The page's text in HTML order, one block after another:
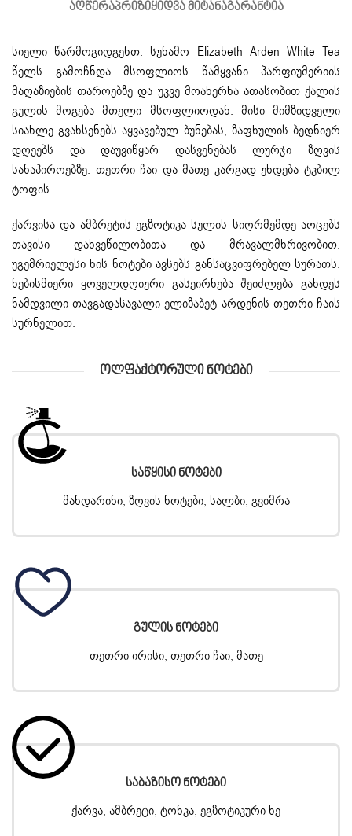
ᲐᲦᲬᲔᲠᲐᲞᲠᲘᲖᲘᲧᲘᲓᲕᲐ ᲛᲘᲢᲐᲜᲐᲒᲐᲠᲐᲜᲢᲘᲐ
სიელი წარმოგიდგენთ: სუნამო Elizabeth Arden White Tea
წელს გამოჩნდა მსოფლიოს წამყვანი პარფიუმერიის
მაღაზიების თაროებზე და უკვე მოახერხა ათასობით ქალის
გულის მოგება მთელი მსოფლიოდან. მისი მიმზიდველი
სიახლე გვახსენებს აყვავებულ ბუნებას, ზაფხულის ბედნიერ
დღეებს და დაუვიწყარ დასვენებას ლურჯი ზღვის
სანაპიროებზე. თეთრი ჩაი და მათე კარგად უხდება ტკბილ
ტოფის.
ქარვისა და ამბრეტის ეგზოტიკა სულის სიღრმემდე აოცებს
თავისი დახვეწილობითა და მრავალმხრივობით.
უგემრიელესი ხის ნოტები ავსებს განსაცვიფრებელ სურათს.
ნებისმიერი ყოველდღიური გასეირნება შეიძლება გახდეს
ნამდვილი თავგადასავალი ელიზაბეტ არდენის თეთრი ჩაის
სურნელით.
Ოლფაქტორული Ნოტები
Საწყისი Ნოტები
მანდარინი, ზღვის ნოტები, სალბი, გვიმრა
Გულის Ნოტები
თეთრი ირისი, თეთრი ჩაი, მათე
Საბაზისო Ნოტები
ქარვა, ამბრეტი, ტონკა, ეგზოტიკური ხე